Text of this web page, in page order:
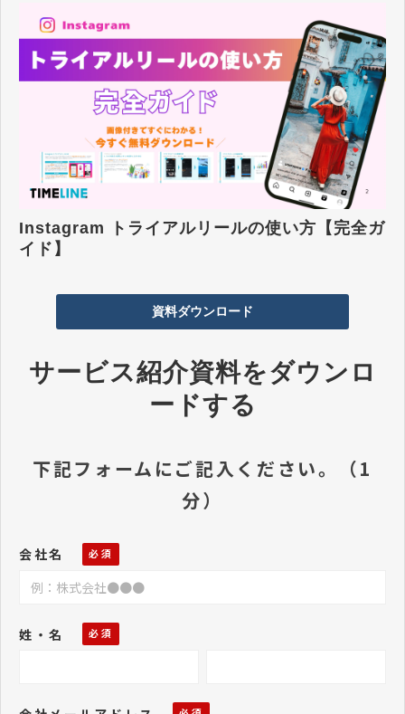
Instagram トライアルリールの使い方【完全ガ
イド】
資料ダウンロード
サービス紹介資料をダウンロ
ードする
下記フォームにご記入ください。（1
分）
会社名
姓・名